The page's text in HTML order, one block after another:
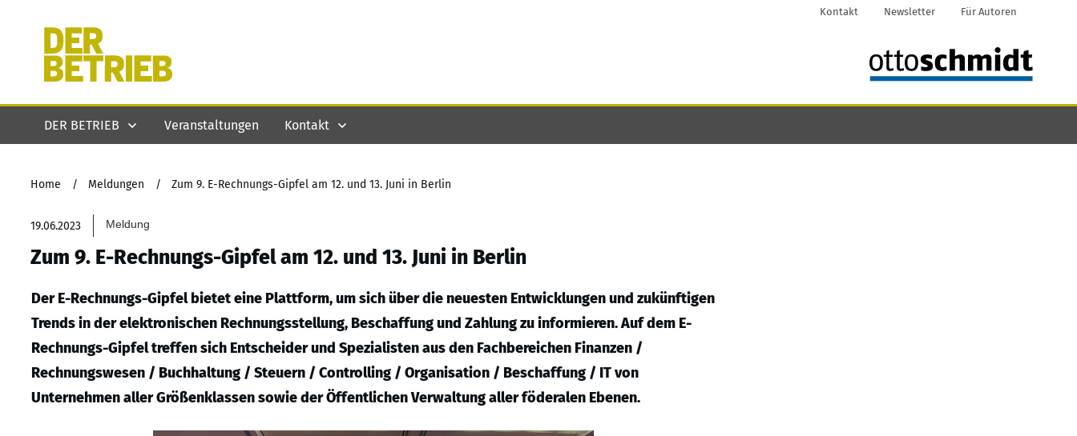
Kontakt Newsletter Für Autoren
DER BETRIEB Veranstaltungen Kontakt
Home / Meldungen / Zum 9. E-Rechnungs-Gipfel am 12. und 13. Juni in Berlin
19.06.2023 Meldung
Zum 9. E-Rechnungs-Gipfel am 12. und 13. Juni in Berlin
Der E-Rechnungs-Gipfel bietet eine Plattform, um sich über die neuesten Entwicklungen und zukünftigen
Trends in der elektronischen Rechnungsstellung, Beschaffung und Zahlung zu informieren. Auf dem E-
Rechnungs-Gipfel treffen sich Entscheider und Spezialisten aus den Fachbereichen Finanzen /
Rechnungswesen / Buchhaltung / Steuern / Controlling / Organisation / Beschaffung / IT von
Unternehmen aller Größenklassen sowie der Öffentlichen Verwaltung aller föderalen Ebenen.